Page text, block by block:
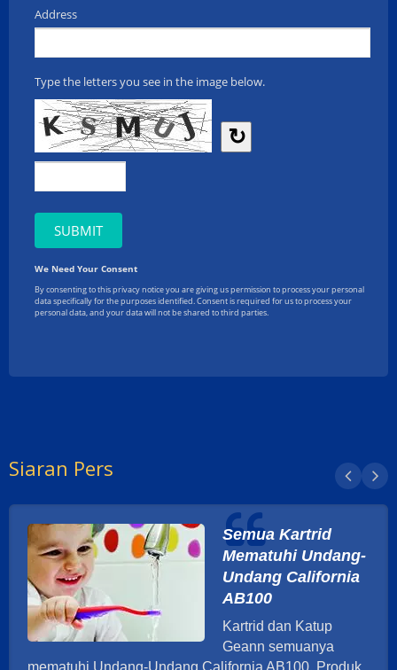
Siaran Pers
Semua Kartrid
Mematuhi Undang-
Undang California
AB100
Kartrid dan Katup
Geann semuanya
mematuhi Undang-Undang California AB100. Produk